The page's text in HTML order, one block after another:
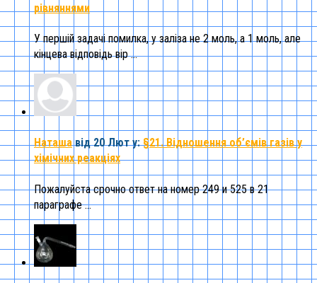
рівняннями
У першій задачі помилка, у заліза не 2 моль, а 1 моль, але
кінцева відповідь вір ...
Наташа від 20 Люту:§21. Відношення об’ємів газів у
хімічних реакціях
Пожалуйста срочно ответ на номер 249 и 525 в 21
параграфе ...